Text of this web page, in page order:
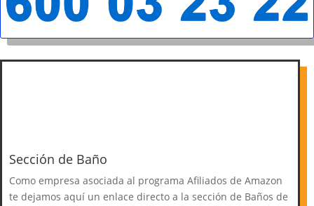
Sección de Baño
Como empresa asociada al programa Afiliados de Amazon
te dejamos aquí un enlace directo a la sección de Baños de